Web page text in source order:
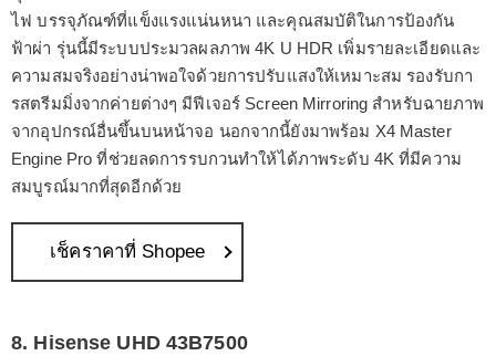
ไฟ บรรจุภัณฑ์ที่แข็งแรงแน่นหนา และคุณสมบัติในการป้องกัน
ฟ้าผ่า รุ่นนี้มีระบบประมวลผลภาพ 4K U HDR เพิ่มรายละเอียดและ
ความสมจริงอย่างน่าพอใจด้วยการปรับแสงให้เหมาะสม รองรับกา
รสตรีมมิ่งจากค่ายต่างๆ มีฟีเจอร์ Screen Mirroring สำหรับฉายภาพ
จากอุปกรณ์อื่นขึ้นบนหน้าจอ นอกจากนี้ยังมาพร้อม X4 Master
Engine Pro ที่ช่วยลดการรบกวนทำให้ได้ภาพระดับ 4K ที่มีความ
สมบูรณ์มากที่สุดอีกด้วย
เช็คราคาที่ Shopee
8. Hisense UHD 43B7500